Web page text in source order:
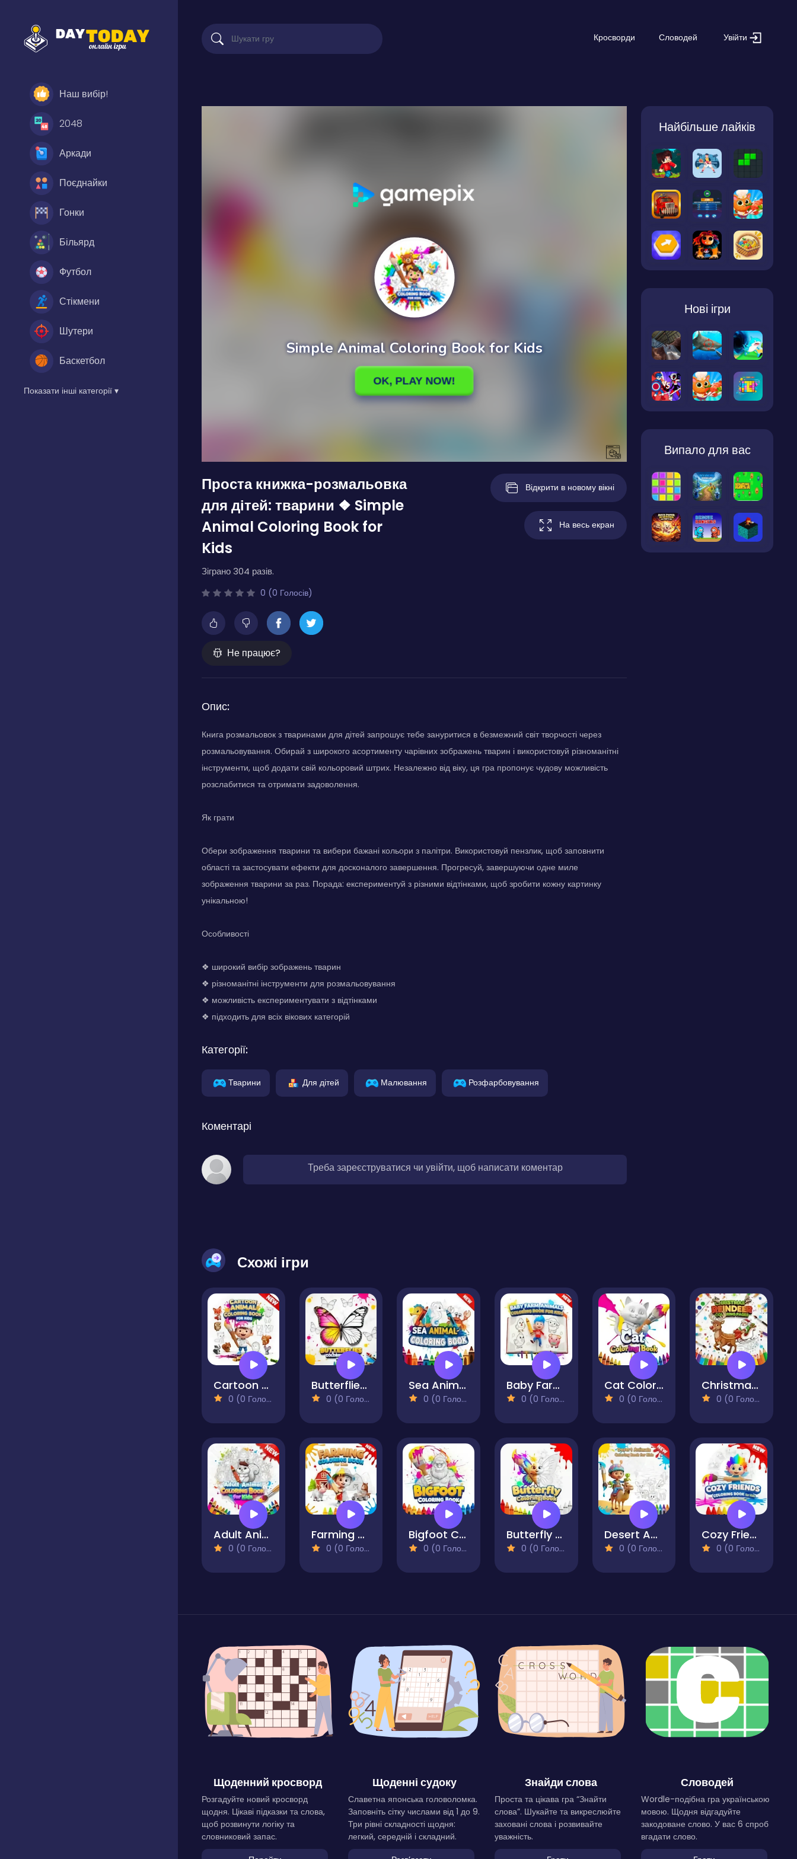
Наш вибір!
2048
Аркади
Поєднайки
Гонки
Більярд
Футбол
Стікмени
Шутери
Баскетбол
Показати інші категорії ▾
Кросворди Словодей Увійти
Проста книжка-розмальовка
для дітей: тварини ❖ Simple
Animal Coloring Book for
Kids
Зіграно 304 разів.
0 (0 Голосів)
Не працює?
Відкрити в новому вікні
На весь екран
Опис:
Книга розмальовок з тваринами для дітей запрошує тебе зануритися в безмежний світ творчості через
розмальовування. Обирай з широкого асортименту чарівних зображень тварин і використовуй різноманітні
інструменти, щоб додати свій кольоровий штрих. Незалежно від віку, ця гра пропонує чудову можливість
розслабитися та отримати задоволення.
Як грати
Обери зображення тварини та вибери бажані кольори з палітри. Використовуй пензлик, щоб заповнити
області та застосувати ефекти для досконалого завершення. Прогресуй, завершуючи одне миле
зображення тварини за раз. Порада: експериментуй з різними відтінками, щоб зробити кожну картинку
унікальною!
Особливості
❖ широкий вибір зображень тварин
❖ різноманітні інструменти для розмальовування
❖ можливість експериментувати з відтінками
❖ підходить для всіх вікових категорій
Категорії:
Тварини Для дітей Малювання Розфарбовування
Коментарі
Треба зареєструватися чи увійти, щоб написати коментар
Найбільше лайків
Нові ігри
Випало для вас
Схожі ігри
Cartoon Animal Coloring Book for Kids
0 (0 Голосів)
Butterflies Coloring Book for Kids
0 (0 Голосів)
Sea Animal Coloring Book
0 (0 Голосів)
Baby Farm Animals Coloring Book for Kids
0 (0 Голосів)
Cat Coloring Book
0 (0 Голосів)
Christmas Reindeer Coloring Pages
0 (0 Голосів)
Adult Animal Coloring Book for Kids
0 (0 Голосів)
Farming Coloring Book for Kids
0 (0 Голосів)
Bigfoot Coloring Book
0 (0 Голосів)
Butterfly Coloring Book for Kids
0 (0 Голосів)
Desert Animals Coloring Book for Kids
0 (0 Голосів)
Cozy Friends Coloring Book for Kids
0 (0 Голосів)
Щоденний кросворд
Розгадуйте новий кросворд
щодня. Цікаві підказки та слова,
щоб розвинути логіку та
словниковий запас.
Щоденні судоку
Славетна японська головоломка.
Заповніть сітку числами від 1 до 9.
Три рівні складності щодня:
легкий, середній і складний.
Знайди слова
Проста та цікава гра “Знайти
слова”. Шукайте та викреслюйте
заховані слова і розвивайте
уважність.
Словодей
Wordle-подібна гра українською
мовою. Щодня відгадуйте
закодоване слово. У вас 6 спроб
вгадати слово.